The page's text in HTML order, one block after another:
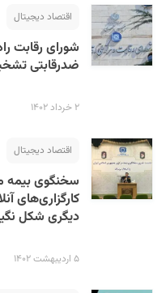
اقتصاد دیجیتال
شورای رقابت
ضدرقابتی
۲ خرداد ۱۴۰۲
اقتصاد دیجیتال
سخنگوی بیمه
کارگزاری‌های
دیگری شکل
۵ اردیبهشت ۱۴۰۲